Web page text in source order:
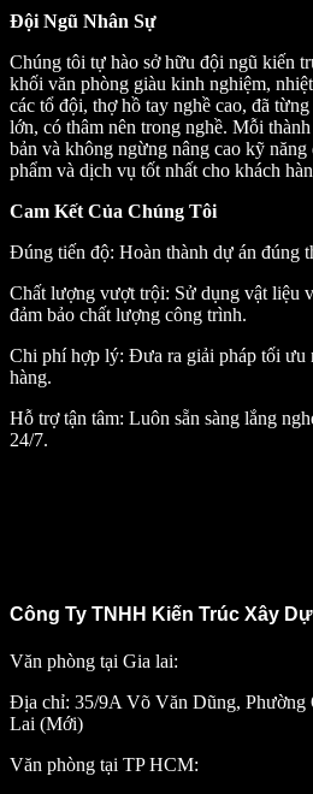
Đội Ngũ Nhân Sự
Chúng tôi tự hào sở hữu đội ngũ kiến
khối văn phòng giàu kinh nghiệm,
các tổ đội, thợ hồ tay nghề cao, đã
lớn, có thâm nên trong nghề. Mỗi
bản và không ngừng nâng cao kỹ năng
phẩm và dịch vụ tốt nhất cho khách
Cam Kết Của Chúng Tôi
Đúng tiến độ: Hoàn thành dự án đúng
Chất lượng vượt trội: Sử dụng vật liệu
đảm bảo chất lượng công trình.
Chi phí hợp lý: Đưa ra giải pháp tối ưu
hàng.
Hỗ trợ tận tâm: Luôn sẵn sàng lắng
24/7.
Công Ty TNHH Kiến Trúc Xây
Văn phòng tại Gia lai:
Địa chỉ: 35/9A Võ Văn Dũng, Phường
Lai (Mới)
Văn phòng tại TP HCM: